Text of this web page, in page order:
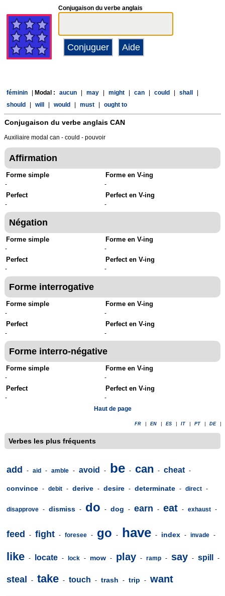
Conjugaison du verbe anglais
féminin Modal : aucun may might can could shall
should
will would must ought to
Conjugaison du verbe anglais CAN
Auxiliaire modal can - could - pouvoir
Affirmation
Forme simple
-
Forme en V-ing
-
Perfect
-
Perfect en V-ing
-
Négation
Forme simple
-
Forme en V-ing
-
Perfect
-
Perfect en V-ing
-
Forme interrogative
Forme simple
-
Forme en V-ing
-
Perfect
-
Perfect en V-ing
-
Forme interro-négative
Forme simple
-
Forme en V-ing
-
Perfect
-
Perfect en V-ing
-
Haut de page
FR EN ES IT PT DE
Verbes les plus fréquents
add - aid - amble - avoid - be - can - cheat -
convince - debit - derive - desire - determinate - direct -
disapprove - dismiss - do - dog - earn - eat - exhaust -
feed - fight - foresee - go - have - index - invade -
like - locate - lock - mow - play - ramp - say - spill -
steal - take - touch - trash - trip - want